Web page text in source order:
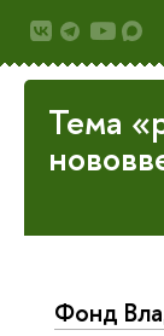
Тема
Фонд